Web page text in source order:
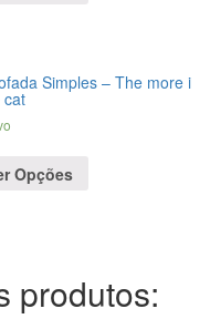
Simples – The more i
cat
Opções
produtos: